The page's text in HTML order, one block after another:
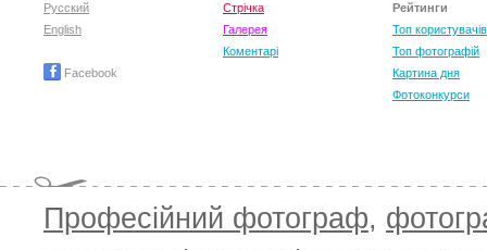
Русский
English
Facebook
Стрічка
Галерея
Коментарі
Рейтинги
Топ користувачів
Топ фотографій
Картина дня
Фотоконкурси
Професійний фотограф,